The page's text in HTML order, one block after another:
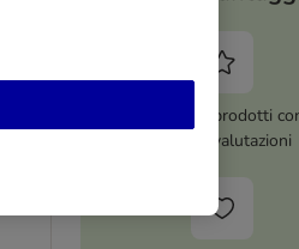
Oltre 8.000 prodotti
migliori valutazioni